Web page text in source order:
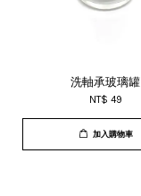
洗軸承玻璃罐
NT$ 49
加入購物車